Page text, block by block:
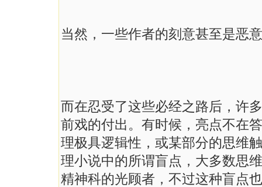
当然，一些作者的刻意甚至是恶
而在忍受了这些必经之路后，许
前戏的付出。有时候，亮点不在
理极具逻辑性，或某部分的思维
理小说中的所谓盲点，大多数思
精神科的光顾者，不过这种盲点